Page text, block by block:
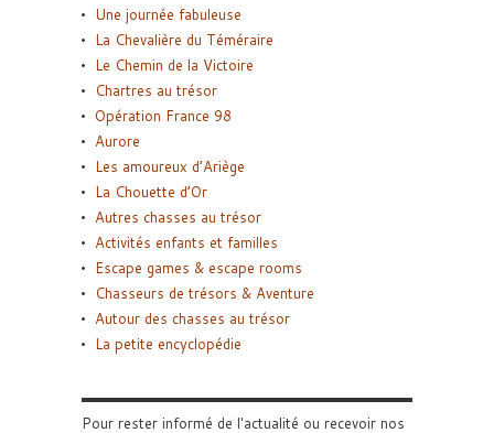
Une journée fabuleuse
La Chevalière du Téméraire
Le Chemin de la Victoire
Chartres au trésor
Opération France 98
Aurore
Les amoureux d’Ariège
La Chouette d’Or
Autres chasses au trésor
Activités enfants et familles
Escape games & escape rooms
Chasseurs de trésors & Aventure
Autour des chasses au trésor
La petite encyclopédie
Pour rester informé de l'actualité ou recevoir nos